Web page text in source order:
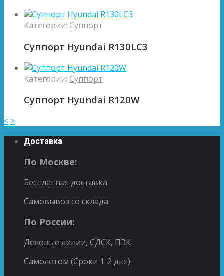
Категории: Суппорт
Суппорт Hyundai R130LC3
Категории: Суппорт
Суппорт Hyundai R120W
< >
Доставка
По Москве:
Бесплатная доставка
Самовывоз со склада
По России:
Деловые линии, СДСК, ПЭК
Самолетом (Сроки 1-2 дня)